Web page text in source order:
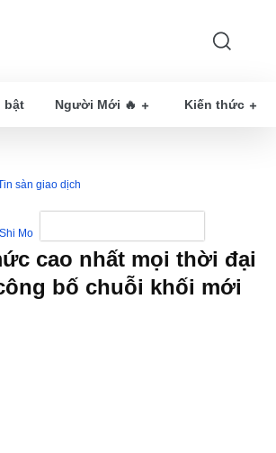
bật Người Mới 🔥 Kiến thức
sàn giao dịch
Shi Mo
cao nhất mọi thời đại
bố chuỗi khối mới